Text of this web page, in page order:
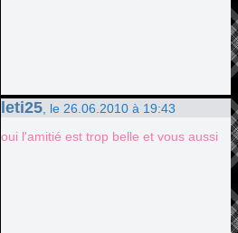
leti25 , le 26.06.2010 à 19:43
oui l'amitié est trop belle et vous aussi